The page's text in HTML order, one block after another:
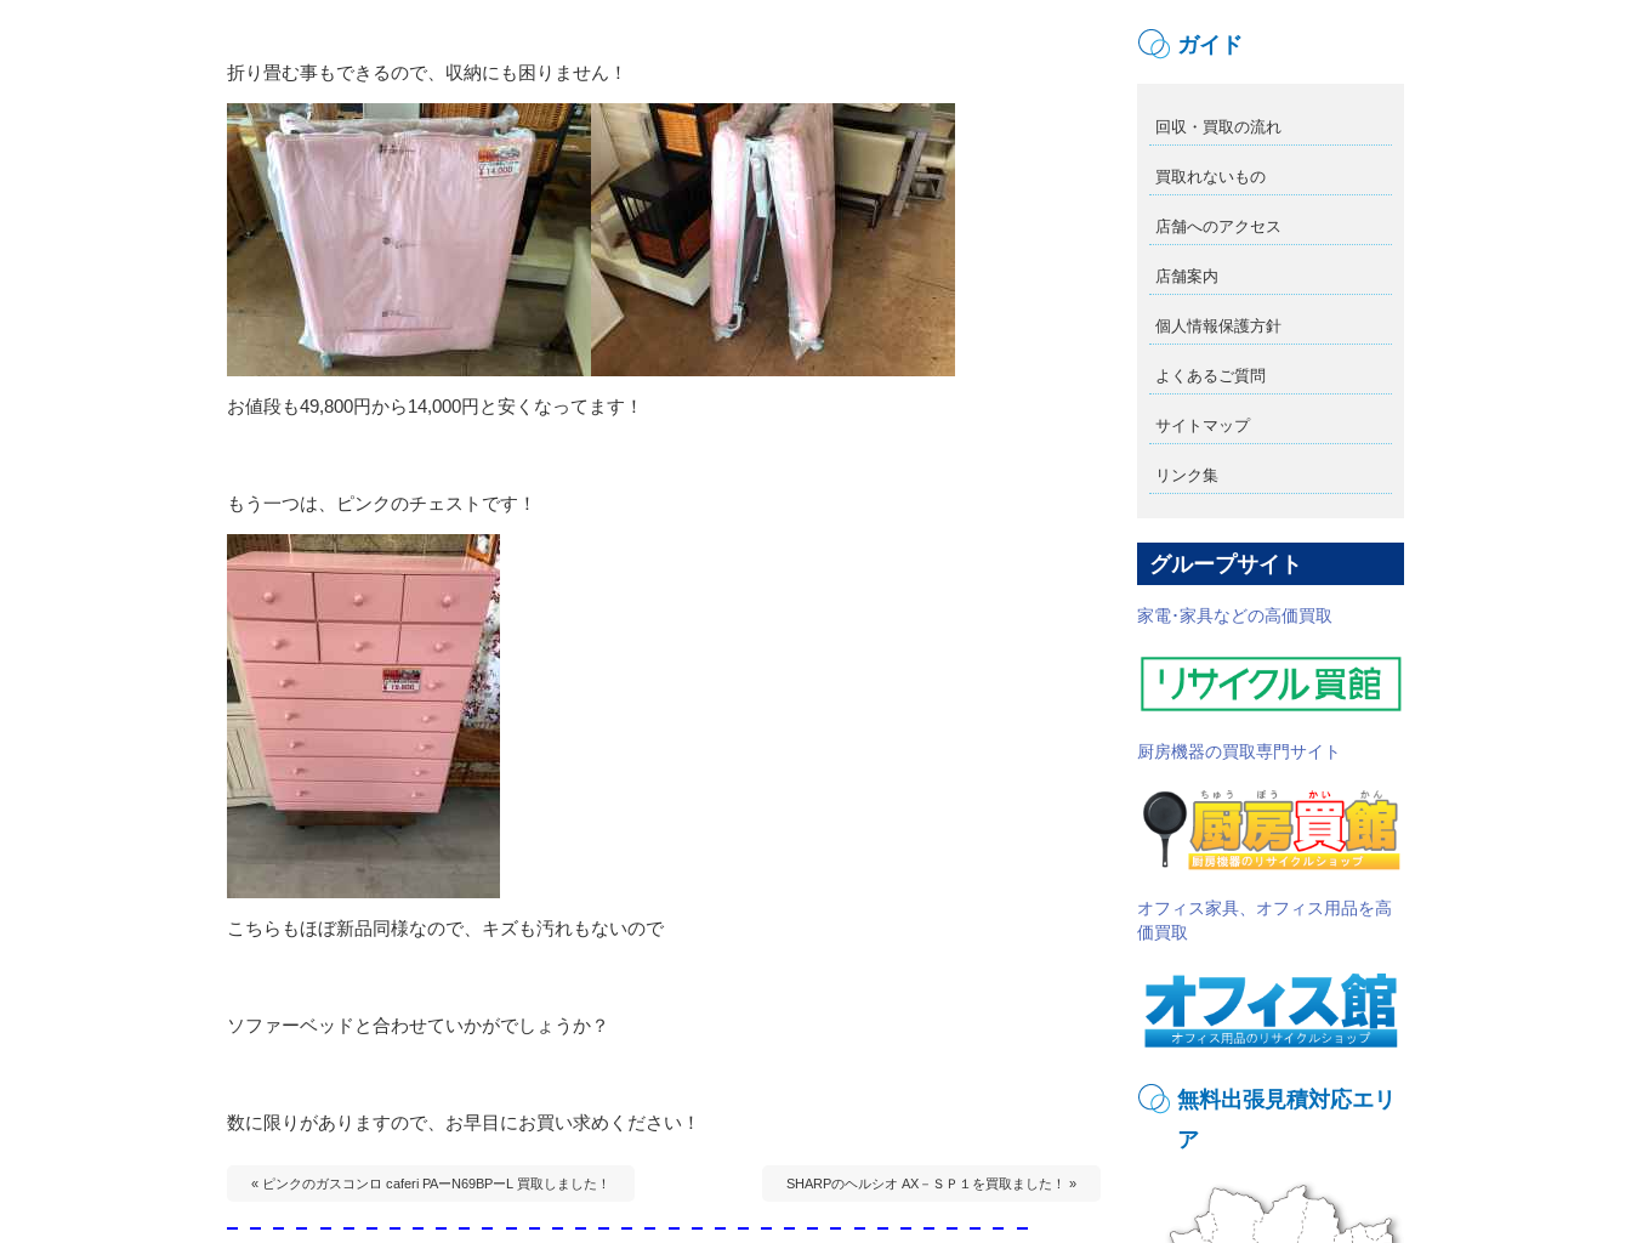
折り畳む事もできるので、収納にも困りません！
お値段も49,800円から14,000円と安くなってます！
もう一つは、ピンクのチェストです！
こちらもほぼ新品同様なので、キズも汚れもないので
ソファーベッドと合わせていかがでしょうか？
数に限りがありますので、お早目にお買い求めください！
« ピンクのガスコンロ caferi PAーN69BPーL 買取しました！ SHARPのヘルシオ AX－ＳＰ１を買取ました！ »
ガイド
回収・買取の流れ
買取れないもの
店舗へのアクセス
店舗案内
個人情報保護方針
よくあるご質問
サイトマップ
リンク集
グループサイト
家電･家具などの高価買取
厨房機器の買取専門サイト
オフィス家具、オフィス用品を高
価買取
無料出張見積対応エリ
ア